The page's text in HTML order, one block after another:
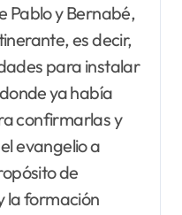
Pablo y Bernabé,
es decir,
para instalar
ya había
confirmarlas y
evangelio a
de
la formación